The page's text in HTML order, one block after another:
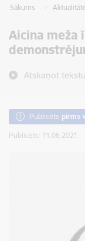
Sākums
Aicina meža
Atskaņot tekstu
Publicēts pirms
Publicēts: 11.06.2021.